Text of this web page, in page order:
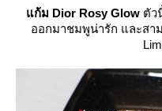
ก้ม Dior Rosy Glowตัว
ออกมาชมพูน่ารัก และส